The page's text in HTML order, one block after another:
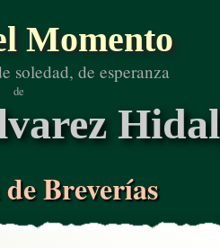
Momento
soledad, de esperanza
de
Breverías